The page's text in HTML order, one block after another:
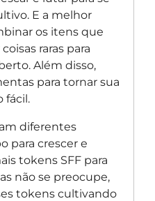
E a melhor
os itens que
raras para
Além disso,
para tornar sua
fácil.
diferentes
para crescer e
tokens SFF para
não se preocupe,
tokens cultivando